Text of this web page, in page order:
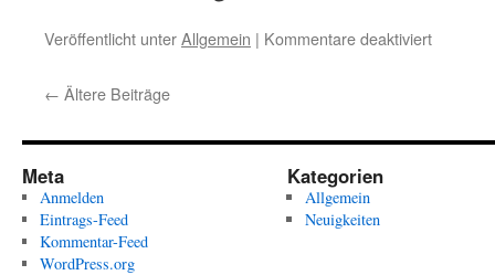
Veröffentlicht unterAllgemein | Kommentare deaktiviertfür
← Ältere Beiträge
Meta
Anmelden
Eintrags-Feed
Kommentar-Feed
WordPress.org
Kategorien
Allgemein
Neuigkeiten